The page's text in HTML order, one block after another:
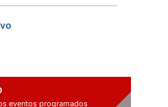
eventos programados